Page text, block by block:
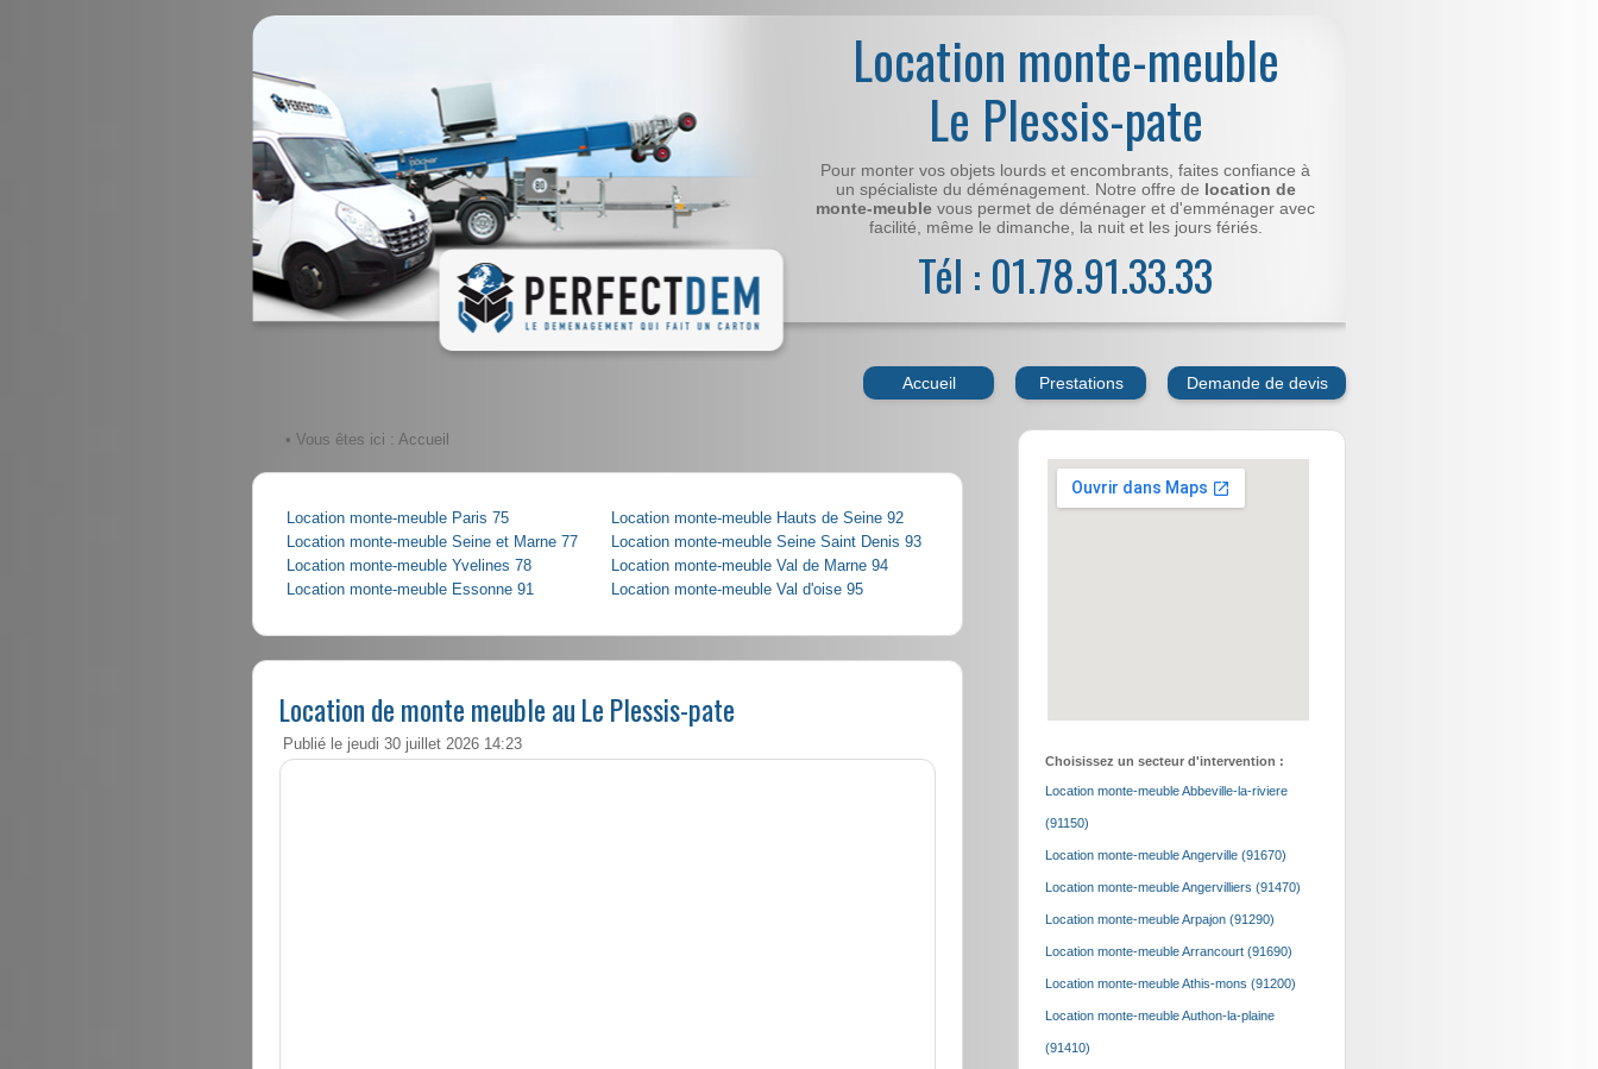
Location monte-meuble
Le Plessis-pate
Pour monter vos objets lourds et encombrants, faites confiance à
un spécialiste du déménagement. Notre offre de location de
monte-meuble vous permet de déménager et d'emménager avec
facilité, même le dimanche, la nuit et les jours fériés.
Tél : 01.78.91.33.33
Accueil Prestations Demande de devis
• Vous êtes ici : Accueil
Location monte-meuble Paris 75
Location monte-meuble Seine et Marne 77
Location monte-meuble Yvelines 78
Location monte-meuble Essonne 91
Location monte-meuble Hauts de Seine 92
Location monte-meuble Seine Saint Denis 93
Location monte-meuble Val de Marne 94
Location monte-meuble Val d'oise 95
Location de monte meuble au Le Plessis-pate
Publié le jeudi 30 juillet 2026 14:23
Choisissez un secteur d'intervention :
Location monte-meuble Abbeville-la-riviere
(91150)
Location monte-meuble Angerville (91670)
Location monte-meuble Angervilliers (91470)
Location monte-meuble Arpajon (91290)
Location monte-meuble Arrancourt (91690)
Location monte-meuble Athis-mons (91200)
Location monte-meuble Authon-la-plaine
(91410)